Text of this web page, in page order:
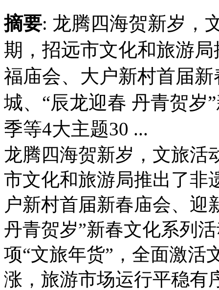
摘要: 龙腾四海贺新岁，
期，招远市文化和旅游
福庙会、大户新村首届
城、“辰龙迎春 丹青贺岁
季等4大主题30 ...
龙腾四海贺新岁，文旅活
市文化和旅游局推出了非
户新村首届新春庙会、迎
丹青贺岁”新春文化系列
项“文旅年货”，全面激活
涨，旅游市场运行平稳有